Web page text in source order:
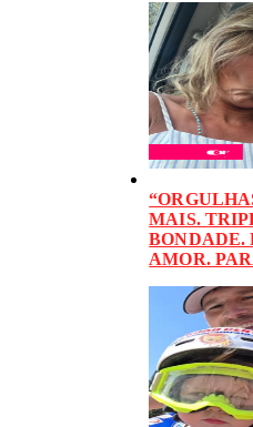
MAIS.
BONDADE.
AMOR.